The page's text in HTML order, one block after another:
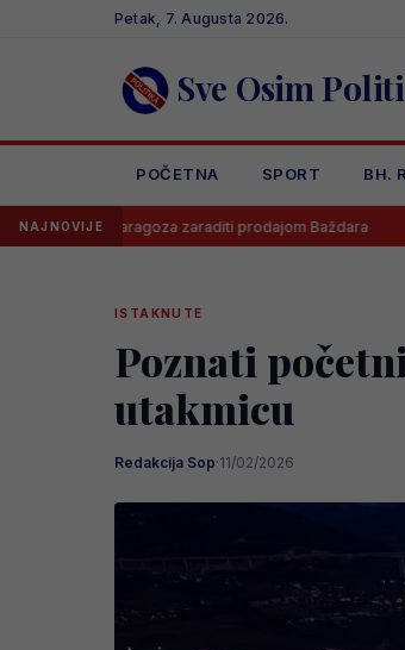
Petak, 7. Augusta 2026.
Sve Osim
POČETNA SPORT BH.
NAJNOVIJEzaraditi prodajom Baždara Juventus
ISTAKNUTE
Poznati
utakmicu
Redakcija Sop·11/02/2026